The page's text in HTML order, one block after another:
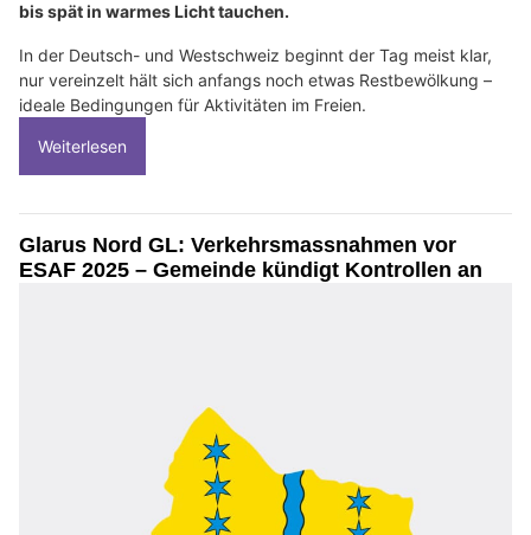
bis spät in warmes Licht tauchen.
In der Deutsch- und Westschweiz beginnt der Tag meist klar,
nur vereinzelt hält sich anfangs noch etwas Restbewölkung –
ideale Bedingungen für Aktivitäten im Freien.
Weiterlesen
Glarus Nord GL: Verkehrsmassnahmen vor
ESAF 2025 – Gemeinde kündigt Kontrollen an